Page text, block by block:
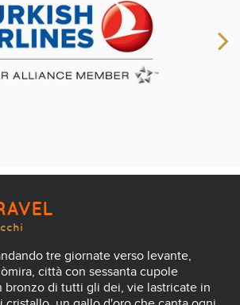
tre giornate verso levante,
città con sessanta cupole
bronzo di tutti gli dei, vie lastricate in